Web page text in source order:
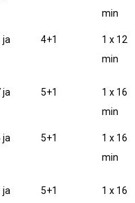
min
ja
4+1
1 x 12
min
ja
5+1
1 x 16
min
ja
5+1
1 x 16
min
ja
5+1
1 x 16